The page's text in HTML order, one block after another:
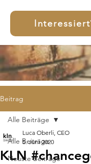
Beitrag
Alle Beiträge
Neuste Beiträge
Alle Beiträge
KLN
Luca Oberli, CEO
5. Juni 2020